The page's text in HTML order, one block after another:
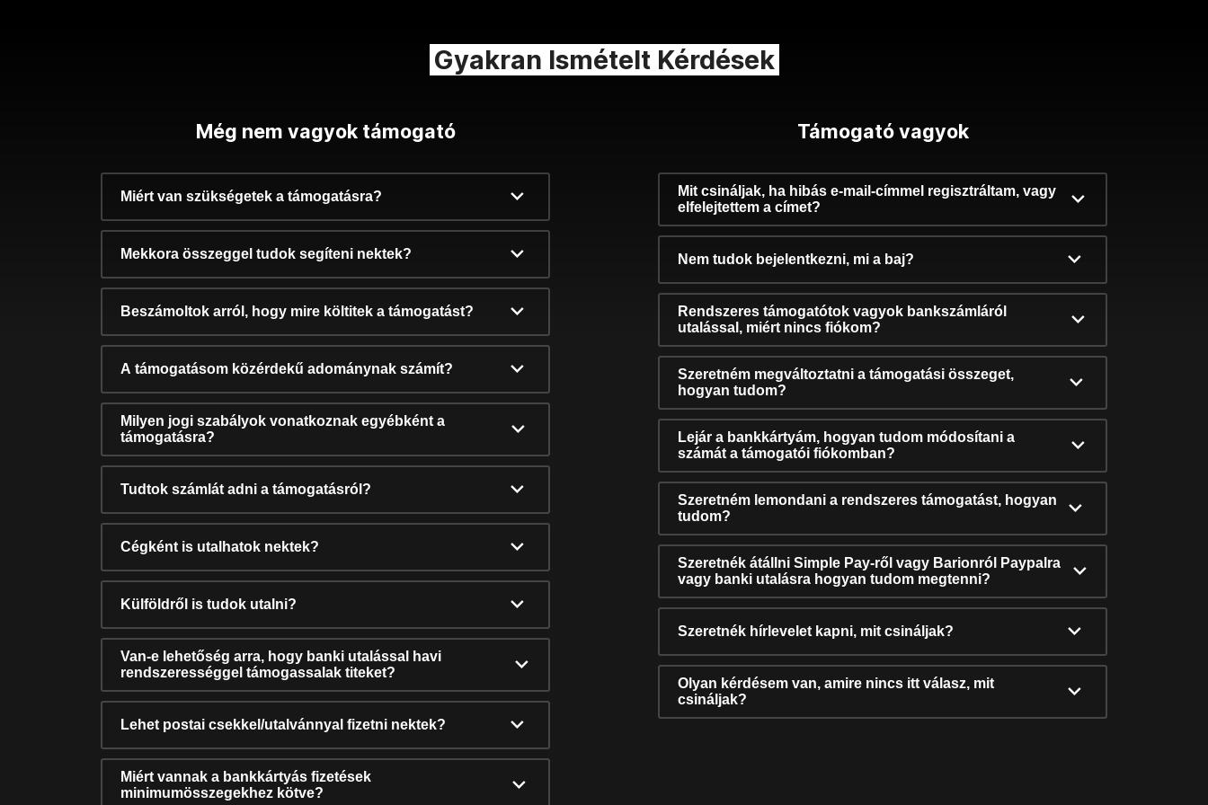
Gyakran Ismételt Kérdések
Még nem vagyok támogató
Miért van szükségetek a támogatásra?
Mekkora összeggel tudok segíteni nektek?
Beszámoltok arról, hogy mire költitek a támogatást?
A támogatásom közérdekű adománynak számít?
Milyen jogi szabályok vonatkoznak egyébként a
támogatásra?
Tudtok számlát adni a támogatásról?
Cégként is utalhatok nektek?
Külföldről is tudok utalni?
Van-e lehetőség arra, hogy banki utalással havi
rendszerességgel támogassalak titeket?
Lehet postai csekkel/utalvánnyal fizetni nektek?
Miért vannak a bankkártyás fizetések
minimumösszegekhez kötve?
Támogató vagyok
Mit csináljak, ha hibás e-mail-címmel regisztráltam, vagy
elfelejtettem a címet?
Nem tudok bejelentkezni, mi a baj?
Rendszeres támogatótok vagyok bankszámláról
utalással, miért nincs fiókom?
Szeretném megváltoztatni a támogatási összeget,
hogyan tudom?
Lejár a bankkártyám, hogyan tudom módosítani a
számát a támogatói fiókomban?
Szeretném lemondani a rendszeres támogatást, hogyan
tudom?
Szeretnék átállni Simple Pay-ről vagy Barionról Paypalra
vagy banki utalásra hogyan tudom megtenni?
Szeretnék hírlevelet kapni, mit csináljak?
Olyan kérdésem van, amire nincs itt válasz, mit
csináljak?